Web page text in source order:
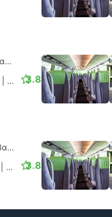
Δυτικός σταθμός λεωφορείων της Βαρσοβίας
Κανονικό
3.8
Warszawa Wloscianska Bus Station, Βαρσοβία
Κανονικό
3.8